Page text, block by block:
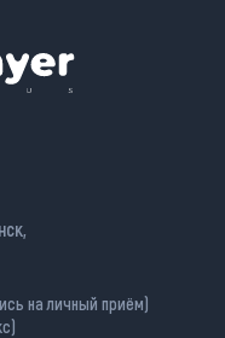
на личный приём)